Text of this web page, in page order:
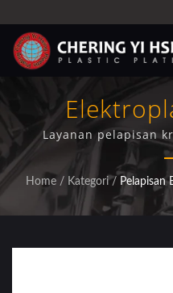
Profesional
Layanan pelapisan
komponen Dodge
elektroplating nikel
jaminan kualitas
Home / Kategori / Pelapisan